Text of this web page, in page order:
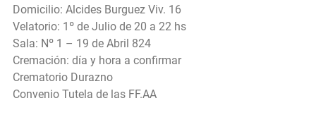
Domicilio: Alcides Burguez Viv. 16
Velatorio: 1º de Julio de 20 a 22 hs
Sala: Nº 1 – 19 de Abril 824
Cremación: día y hora a confirmar
Crematorio Durazno
Convenio Tutela de las FF.AA